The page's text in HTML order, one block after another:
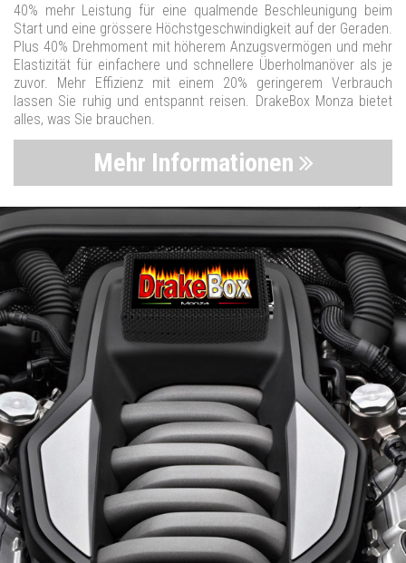
40% mehr Leistung für eine qualmende Beschleunigung beim
Start und eine grössere Höchstgeschwindigkeit auf der Geraden.
Plus 40% Drehmoment mit höherem Anzugsvermögen und mehr
Elastizität für einfachere und schnellere Überholmanöver als je
zuvor. Mehr Effizienz mit einem 20% geringerem Verbrauch
lassen Sie ruhig und entspannt reisen. DrakeBox Monza bietet
alles, was Sie brauchen.
Mehr Informationen